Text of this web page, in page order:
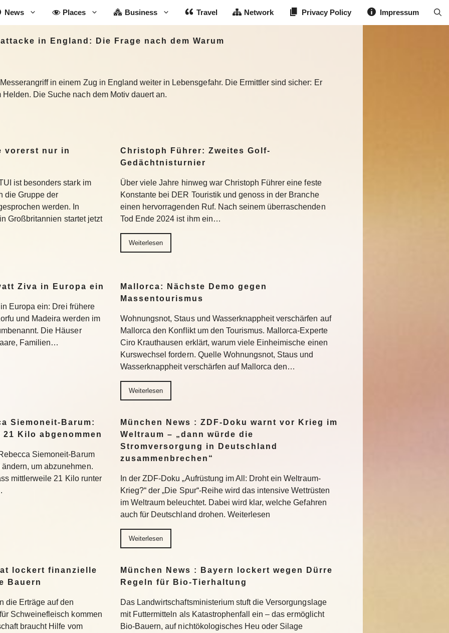
News Places Business Travel Network Privacy Policy Impressum
in England: Die Frage nach dem Warum
in einem Zug in England weiter in Lebensgefahr. Die Ermittler sind sicher: Er
Die Suche nach dem Motiv dauert an.
vorerst nur in
ist besonders stark im
die Gruppe der
werden. In
Großbritannien startet jetzt
Christoph Führer: Zweites Golf-
Gedächtnisturnier
Über viele Jahre hinweg war Christoph Führer eine feste
Konstante bei DER Touristik und genoss in der Branche
einen hervorragenden Ruf. Nach seinem überraschenden
Tod Ende 2024 ist ihm ein…
Weiterlesen
Ziva in Europa ein
Europa ein: Drei frühere
und Madeira werden im
Die Häuser
Familien…
Mallorca: Nächste Demo gegen
Massentourismus
Wohnungsnot, Staus und Wasserknappheit verschärfen auf
Mallorca den Konflikt um den Tourismus. Mallorca-Experte
Ciro Krauthausen erklärt, warum viele Einheimische einen
Kurswechsel fordern. Quelle Wohnungsnot, Staus und
Wasserknappheit verschärfen auf Mallorca den…
Weiterlesen
Siemoneit-Barum:
Kilo abgenommen
Siemoneit-Barum
um abzunehmen.
mittlerweile 21 Kilo runter
München News : ZDF-Doku warnt vor Krieg im
Weltraum – „dann würde die
Stromversorgung in Deutschland
zusammenbrechen“
In der ZDF-Doku „Aufrüstung im All: Droht ein Weltraum-
Krieg?“ der „Die Spur“-Reihe wird das intensive Wettrüsten
im Weltraum beleuchtet. Dabei wird klar, welche Gefahren
auch für Deutschland drohen. Weiterlesen
Weiterlesen
lockert finanzielle
Bauern
die Erträge auf den
Schweinefleisch kommen
braucht Hilfe vom
München News : Bayern lockert wegen Dürre
Regeln für Bio-Tierhaltung
Das Landwirtschaftsministerium stuft die Versorgungslage
mit Futtermitteln als Katastrophenfall ein – das ermöglicht
Bio-Bauern, auf nichtökologisches Heu oder Silage